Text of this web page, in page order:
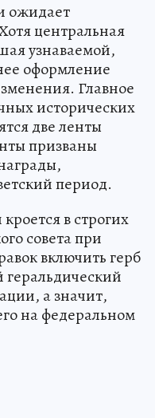
ожидает
центральная
узнаваемой,
оформление
Главное
исторических
две ленты
призваны
период.
в строгих
совета при
включить герб
геральдический
а значит,
на федеральном